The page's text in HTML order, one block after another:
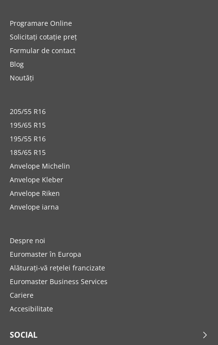
Programare Online
Solicitați cotație preț
Formular de contact
Blog
Noutăți
205/55 R16
195/65 R15
195/55 R16
185/65 R15
Anvelope Michelin
Anvelope Kleber
Anvelope Riken
Anvelope iarna
Despre noi
Euromaster în Europa
Alăturați-vă rețelei francizate
Euromaster Business Services
Cariere
Accesibilitate
SOCIAL